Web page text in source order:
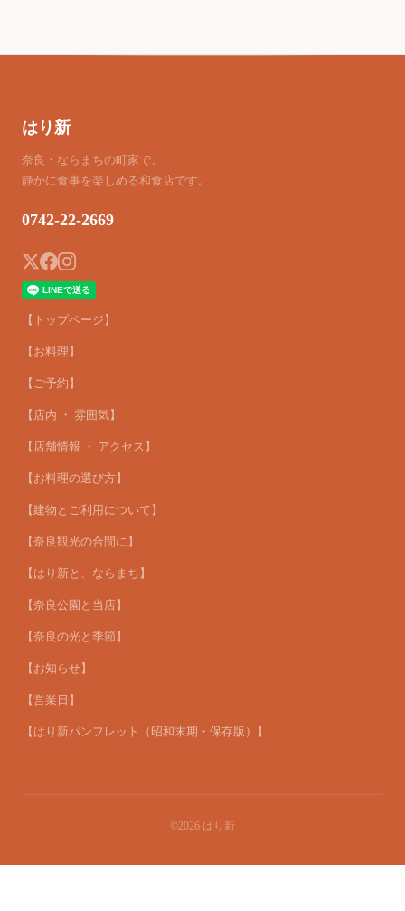
はり新
奈良・ならまちの町家で、
静かに食事を楽しめる和食店です。
0742-22-2669
【トップページ】
【お料理】
【ご予約】
【店内 ・ 雰囲気】
【店舗情報 ・ アクセス】
【お料理の選び方】
【建物とご利用について】
【奈良観光の合間に】
【はり新と、ならまち】
【奈良公園と当店】
【奈良の光と季節】
【お知らせ】
【営業日】
【はり新パンフレット（昭和末期・保存版）】
©2026 はり新